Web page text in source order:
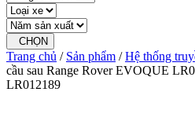
CHỌN
Trang chủ / Sản phẩm /Hệ thống
cầu sau Range Rover EVOQUE
LR012189